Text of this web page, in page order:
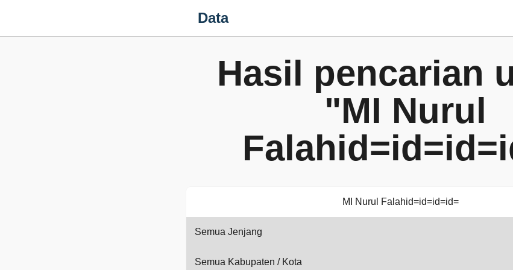
Data
Hasil pencarian
"MI Nurul